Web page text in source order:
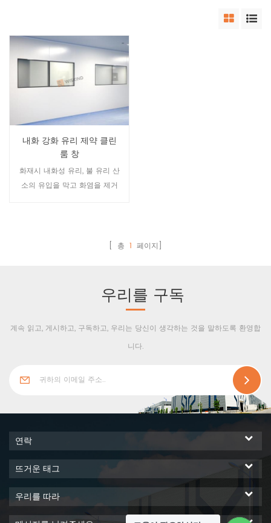
내화 강화 유리 제약 클린
룸 창
화재시 내화성 유리, 불 유리 산
소의 유입을 막고 화염을 제거
다. 생명을 보호하고 재산 손실[ 총 1 페이지]
우리를 구독
계속 읽고, 게시하고, 구독하고, 우리는 당신이 생각하는 것을 말하도록 환영합
니다.
연락
뜨거운 태그
우리를 따라